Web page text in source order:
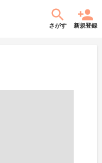
さがす 新規登録